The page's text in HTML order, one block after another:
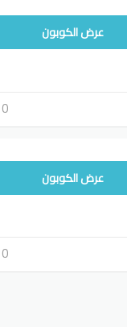
عرض الكوبون
0 تعليق
عرض الكوبون
0 تعليق